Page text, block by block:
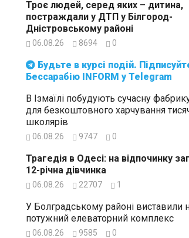
Бессарабію INFORM у Telegram
Троє людей, серед яких – дитина,
постраждали у ДТП у Білгород-
Дністровському районі
06.08.26 8694 0
В Ізмаїлі побудують сучасну
для безкоштовного харчування
школярів
06.08.26 9747 0
Трагедія в Одесі: на відпочинку
12-річна дівчинка
06.08.26 22707 1
У Болградському районі виставили
потужний елеваторний комплекс
06.08.26 9585 0